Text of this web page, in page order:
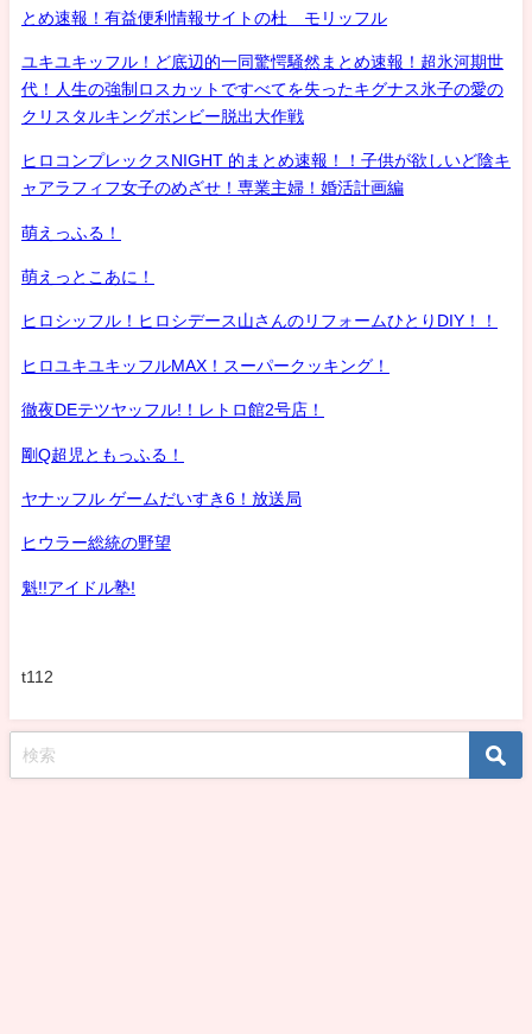
とめ速報！有益便利情報サイトの杜 モリッフル
ユキユキッフル！ど底辺的一同驚愕騒然まとめ速報！超氷河期世
代！人生の強制ロスカットですべてを失ったキグナス氷子の愛の
クリスタルキングボンビー脱出大作戦
ヒロコンプレックスNIGHT 的まとめ速報！！子供が欲しいど陰キ
ャアラフィフ女子のめざせ！専業主婦！婚活計画編
萌えっふる！
萌えっとこあに！
ヒロシッフル！ヒロシデース山さんのリフォームひとりDIY！！
ヒロユキユキッフルMAX！スーパークッキング！
徹夜DEテツヤッフル!！レトロ館2号店！
剛Q超児ともっふる！
ヤナッフル ゲームだいすき6！放送局
ヒウラー総統の野望
魁!!アイドル塾!
t112